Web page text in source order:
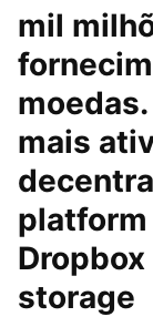
mil
mais
storage